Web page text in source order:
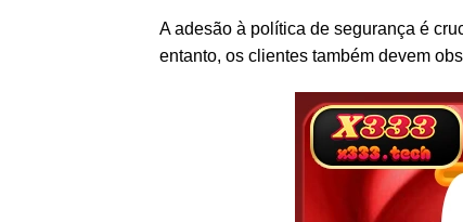
A adesão à política de segurança é
entanto, os clientes também devem